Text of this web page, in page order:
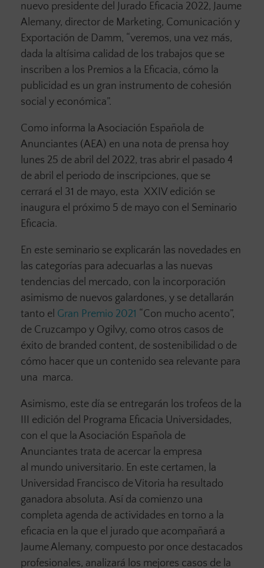
nuevo presidente del Jurado Eficacia 2022, Jaume
Alemany, director de Marketing, Comunicación y
Exportación de Damm, “veremos, una vez más,
dada la altísima calidad de los trabajos que se
inscriben a los Premios a la Eficacia, cómo la
publicidad es un gran instrumento de cohesión
social y económica”.
Como informa la Asociación Española de
Anunciantes (AEA) en una nota de prensa hoy
lunes 25 de abril del 2022, tras abrir el pasado 4
de abril el periodo de inscripciones, que se
cerrará el 31 de mayo, esta XXIV edición se
inaugura el próximo 5 de mayo con el Seminario
Eficacia.
En este seminario se explicarán las novedades en
las categorías para adecuarlas a las nuevas
tendencias del mercado, con la incorporación
asimismo de nuevos galardones, y se detallarán
tanto el Gran Premio 2021 “Con mucho acento”,
de Cruzcampo y Ogilvy, como otros casos de
éxito de branded content, de sostenibilidad o de
cómo hacer que un contenido sea relevante para
una marca.
Asimismo, este día se entregarán los trofeos de la
III edición del Programa Eficacia Universidades,
con el que la Asociación Española de
Anunciantes trata de acercar la empresa
al mundo universitario. En este certamen, la
Universidad Francisco de Vitoria ha resultado
ganadora absoluta. Así da comienzo una
completa agenda de actividades en torno a la
eficacia en la que el jurado que acompañará a
Jaume Alemany, compuesto por once destacados
profesionales, analizará los mejores casos de la